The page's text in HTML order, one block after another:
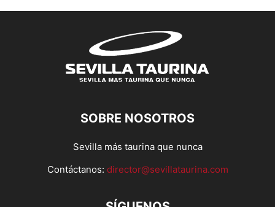
SOBRE NOSOTROS
Sevilla más taurina que nunca
Contáctanos: director@sevillataurina.com